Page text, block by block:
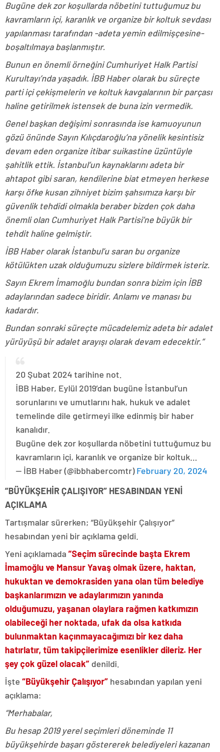
Bugüne dek zor koşullarda nöbetini tuttuğumuz bu
kavramların içi, karanlık ve organize bir koltuk sevdası
yapılanması tarafından -adeta yemin edilmişçesine-
boşaltılmaya başlanmıştır.
Bunun en önemli örneğini Cumhuriyet Halk Partisi
Kurultayı’nda yaşadık. İBB Haber olarak bu süreçte
parti içi çekişmelerin ve koltuk kavgalarının bir parçası
haline getirilmek istensek de buna izin vermedik.
Genel başkan değişimi sonrasında ise kamuoyunun
gözü önünde Sayın Kılıçdaroğlu’na yönelik kesintisiz
devam eden organize itibar suikastine üzüntüyle
şahitlik ettik. İstanbul’un kaynaklarını adeta bir
ahtapot gibi saran, kendilerine biat etmeyen herkese
karşı öfke kusan zihniyet bizim şahsımıza karşı bir
güvenlik tehdidi olmakla beraber bizden çok daha
önemli olan Cumhuriyet Halk Partisi’ne büyük bir
tehdit haline gelmiştir.
İBB Haber olarak İstanbul’u saran bu organize
kötülükten uzak olduğumuzu sizlere bildirmek isteriz.
Sayın Ekrem İmamoğlu bundan sonra bizim için İBB
adaylarından sadece biridir. Anlamı ve manası bu
kadardır.
Bundan sonraki süreçte mücadelemiz adeta bir adalet
yürüyüşü bir adalet arayışı olarak devam edecektir.”
20 Şubat 2024 tarihine not.
İBB Haber, Eylül 2019’dan bugüne İstanbul’un
sorunlarını ve umutlarını hak, hukuk ve adalet
temelinde dile getirmeyi ilke edinmiş bir haber
kanalıdır.
Bugüne dek zor koşullarda nöbetini tuttuğumuz bu
kavramların içi, karanlık ve organize bir koltuk…
— İBB Haber (@ibbhabercomtr)February 20, 2024
“BÜYÜKŞEHİR ÇALIŞIYOR” HESABINDAN YENİ
AÇIKLAMA
Tartışmalar sürerken; “Büyükşehir Çalışıyor”
hesabından yeni bir açıklama geldi.
Yeni açıklamada“Seçim sürecinde başta Ekrem
İmamoğlu ve Mansur Yavaş olmak üzere, haktan,
hukuktan ve demokrasiden yana olan tüm belediye
başkanlarımızın ve adaylarımızın yanında
olduğumuzu, yaşanan olaylara rağmen katkımızın
olabileceği her noktada, ufak da olsa katkıda
bulunmaktan kaçınmayacağımızı bir kez daha
hatırlatır, tüm takipçilerimize esenlikler dileriz. Her
şey çok güzel olacak” denildi.
İşte “Büyükşehir Çalışıyor” hesabından yapılan yeni
açıklama:
“Merhabalar,
Bu hesap 2019 yerel seçimleri döneminde 11
büyükşehirde başarı göstererek belediyeleri kazanan